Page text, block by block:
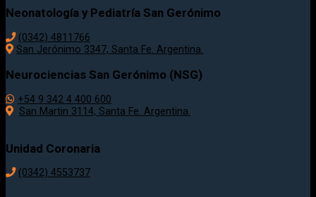
Neonatología y Pediatría San Gerónimo
(0342) 4811766
San Jerónimo 3347, Santa Fe. Argentina.
Neurociencias San Gerónimo (NSG)
+54 9 342 4 400 600
San Martin 3114, Santa Fe. Argentina.
Unidad Coronaria
(0342) 4553737